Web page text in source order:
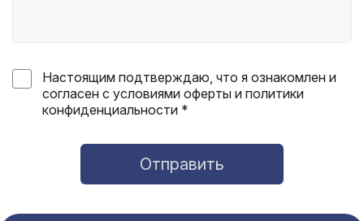
Настоящим подтверждаю, что я ознакомлен и
согласен с условиями оферты и политики
конфиденциальности *
Отправить